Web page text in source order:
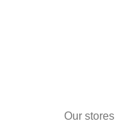
Our stores